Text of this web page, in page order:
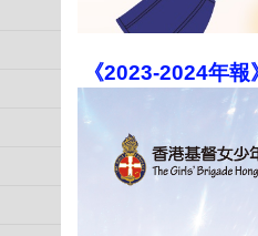
《2023-2024年報